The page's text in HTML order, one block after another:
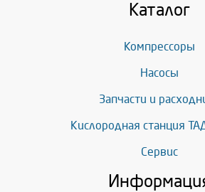
Каталог
Компрессоры
Насосы
Запчасти и
Кислородная станция
Сервис